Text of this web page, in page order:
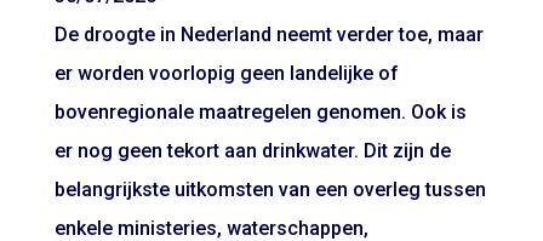
De droogte in Nederland neemt verder toe, maar
er worden voorlopig geen landelijke of
bovenregionale maatregelen genomen. Ook is
er nog geen tekort aan drinkwater. Dit zijn de
belangrijkste uitkomsten van een overleg tussen
enkele ministeries, waterschappen,